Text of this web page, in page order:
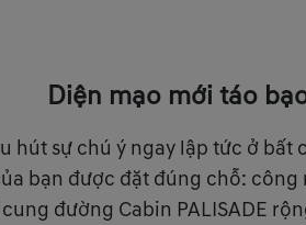
Diện mạo mới táo
hút sự chú ý ngay lập tức ở
bạn được đặt đúng chỗ:
đường Cabin PALISADE